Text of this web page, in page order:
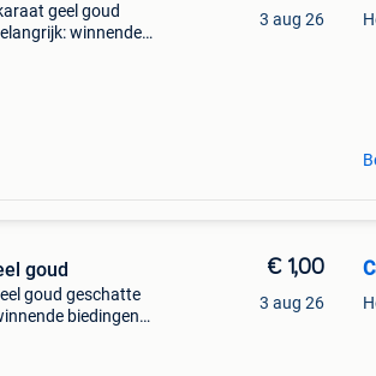
geel goud
winnende
3 aug 26
goud
goud geschatte
biedingen
€ 1,00
3 aug 26